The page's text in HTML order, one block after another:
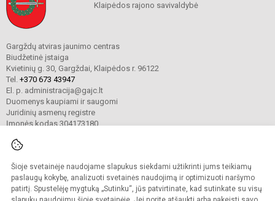
Šioje svetainėje naudojame slapukus siekdami užtikrinti jums teikiamų
paslaugų kokybę, analizuoti svetainės naudojimą ir optimizuoti naršymo
patirtį. Spustelėję mygtuką „Sutinku“, jūs patvirtinate, kad sutinkate su visų
Klaipėdos rajono savivaldybė
Gargždų atviras jaunimo centras
Biudžetinė įstaiga
Kvietinių g. 30, Gargždai, Klaipėdos r. 96122
Tel. +370 673 43947
El. p. administracija@gajc.lt
Duomenys kaupiami ir saugomi
Juridinių asmenų registre
Įmonės kodas 304173180
© 2024. Gargždų atviras jaunimo centras. Visos teisės saugomos.
Kopijuoti turinį be raštiško įstaigos administracijos sutikimo griežtai draudžiama.
Prieinamumo paraiška Slapukų valdymas